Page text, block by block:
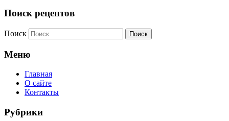
Поиск рецептов
Поиск
Меню
Главная
О сайте
Контакты
Рубрики